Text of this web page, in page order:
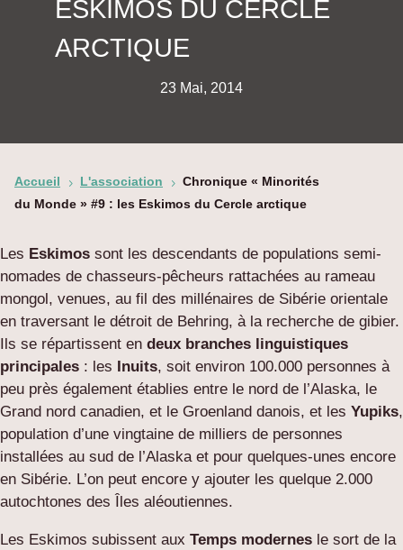
ESKIMOS DU CERCLE
ARCTIQUE
23 Mai, 2014
Accueil 5 L'association 5 Chronique « Minorités
du Monde » #9 : les Eskimos du Cercle arctique
Les Eskimos sont les descendants de populations semi-
nomades de chasseurs-pêcheurs rattachées au rameau
mongol, venues, au fil des millénaires de Sibérie orientale
en traversant le détroit de Behring, à la recherche de gibier.
Ils se répartissent en deux branches linguistiques
principales : les Inuits, soit environ 100.000 personnes à
peu près également établies entre le nord de l’Alaska, le
Grand nord canadien, et le Groenland danois, et les Yupiks,
population d’une vingtaine de milliers de personnes
installées au sud de l’Alaska et pour quelques-unes encore
en Sibérie. L’on peut encore y ajouter les quelque 2.000
autochtones des Îles aléoutiennes.
Les Eskimos subissent aux Temps modernes le sort de la